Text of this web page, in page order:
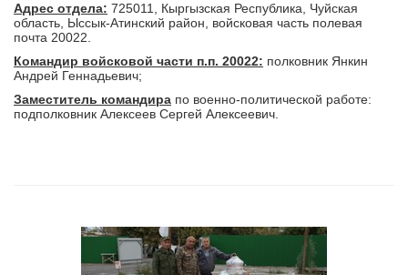
Адрес отдела: 725011, Кыргызская Республика, Чуйская
область, Ыссык-Атинский район, войсковая часть полевая
почта 20022.
Командир войсковой части п.п. 20022: полковник Янкин
Андрей Геннадьевич;
Заместитель командира по военно-политической работе:
подполковник Алексеев Сергей Алексеевич.